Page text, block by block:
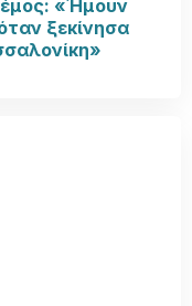
«Ήμουν
ξεκίνησα